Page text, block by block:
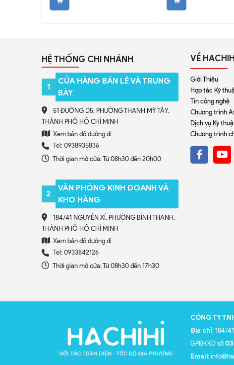
HỆ THỐNG CHI NHÁNH
1
CỬA HÀNG BÁN LẺ VÀ TRƯNG
BÀY
51 ĐƯỜNG D5, PHƯỜNG THẠNH MỸ TÂY,
THÀNH PHỐ HỒ CHÍ MINH
Xem bản đồ đường đi
Tel: 0938935836
Thời gian mở cửa: Từ 08h30 đến 20h00
2
VĂN PHÒNG KINH DOANH VÀ
KHO HÀNG
184/41 NGUYỄN XÍ, PHƯỜNG BÌNH THẠNH,
THÀNH PHỐ HỒ CHÍ MINH
Xem bản đồ đường đi
Tel: 0933842126
Thời gian mở cửa: Từ 08h30 đến 17h30
VỀ
Giới Thiệu
Hợp tác Kỹ
Tin công nghệ
Chương trình
Dịch vụ Kỹ
Chương trình
CÔNG TY
Địa chỉ: 184/
GPĐKKD số
Email: